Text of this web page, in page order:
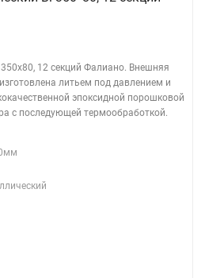
12 секций Фалиано. Внешняя
литьем под давлением и
эпоксидной порошковой
с последующей термообработкой.